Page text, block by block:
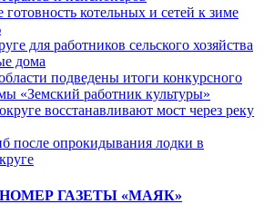
котельных и сетей к зиме
для работников сельского хозяйства
дома
подведены итоги конкурсного
«Земский работник культуры»
восстанавливают мост через реку
после опрокидывания лодки в
ГАЗЕТЫ «МАЯК»